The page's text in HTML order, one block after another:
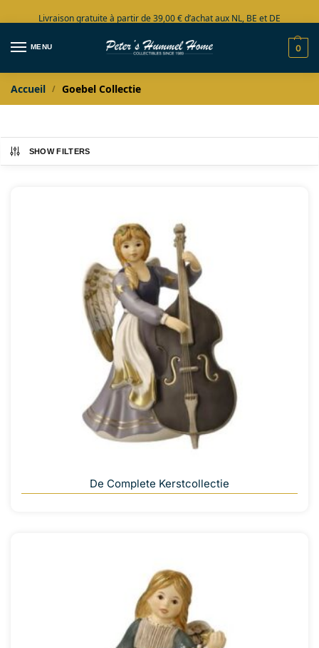
Livraison gratuite à partir de 39,00 € d’achat aux NL, BE et DE
Grand choix en stock
MENU 0
Accueil / Goebel Collectie
SHOW FILTERS
De Complete Kerstcollectie